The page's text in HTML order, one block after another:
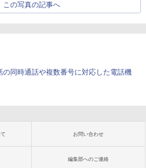
この写真の記事へ
の同時通話や複数番号に対応した電話機
お問い合わせ
編集部へのご連絡